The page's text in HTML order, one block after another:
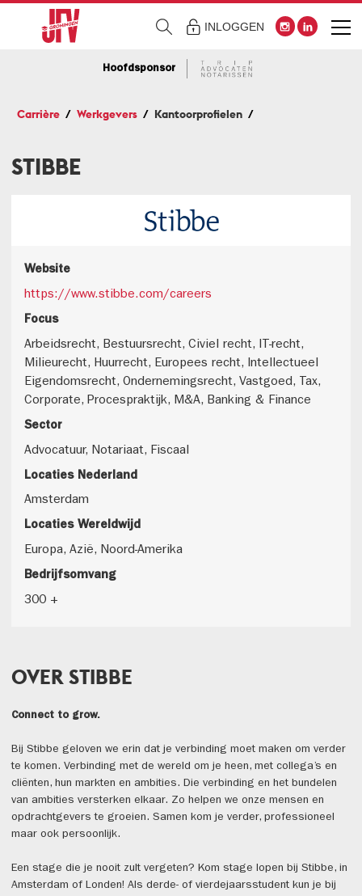
INLOGGEN
Hoofdsponsor
Carrière Werkgevers Kantoorprofielen
STIBBE
Website
https://www.stibbe.com/careers
Focus
Arbeidsrecht, Bestuursrecht, Civiel recht, IT-recht,
Milieurecht, Huurrecht, Europees recht, Intellectueel
Eigendomsrecht, Ondernemingsrecht, Vastgoed, Tax,
Corporate, Procespraktijk, M&A, Banking & Finance
Sector
Advocatuur, Notariaat, Fiscaal
Locaties Nederland
Amsterdam
Locaties Wereldwijd
Europa, Azië, Noord-Amerika
Bedrijfsomvang
300 +
OVER STIBBE
Connect to grow.
Bij Stibbe geloven we erin dat je verbinding moet maken om verder
te komen. Verbinding met de wereld om je heen, met collega’s en
cliënten, hun markten en ambities. Die verbinding en het bundelen
van ambities versterken elkaar. Zo helpen we onze mensen en
opdrachtgevers te groeien. Samen kom je verder, professioneel
maar ook persoonlijk.
Een stage die je nooit zult vergeten? Kom stage lopen bij Stibbe, in
Amsterdam of Londen! Als derde- of vierdejaarsstudent kun je bij